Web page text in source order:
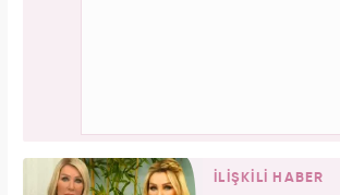
İLİŞKİLİ HABER